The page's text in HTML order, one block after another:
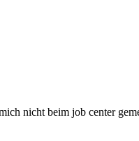
nicht beim job center